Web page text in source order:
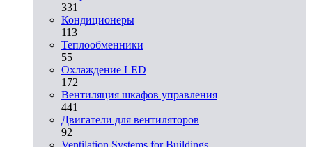
331
Кондиционеры
113
Теплообменники
55
Охлаждение LED
172
Вентиляция шкафов управления
441
Двигатели для вентиляторов
92
Ventilation Systems for Buildings